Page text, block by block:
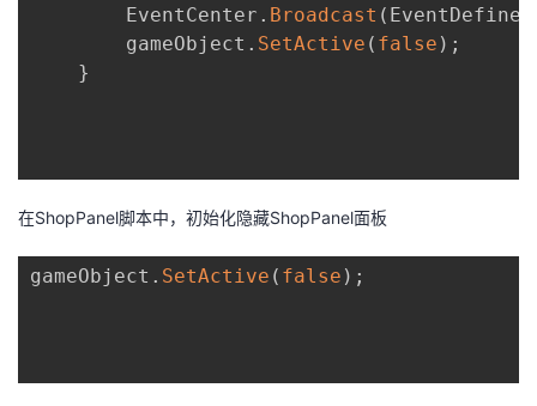
        EventCenter
. Broadcast ( EventDefine
        gameObject
. SetActive ( false ) ;
}
在ShopPanel脚本中，初始化隐藏ShopPanel面板
gameObject . SetActive ( false ) ;